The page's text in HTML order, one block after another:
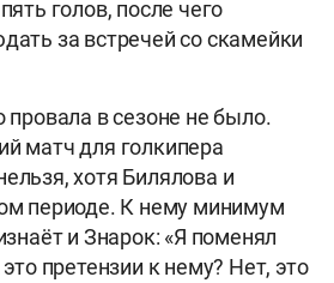
голов, после чего
за встречей со скамейки
провала в сезоне не было.
матч для голкипера
хотя Билялова и
периоде. К нему минимум
и Знарок: «Я поменял
претензии к нему? Нет, это